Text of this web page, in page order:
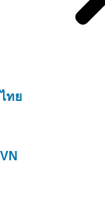
ไทย
VN